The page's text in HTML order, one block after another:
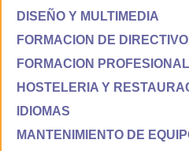
DISEÑO Y MULTIMEDIA
FORMACION DE
FORMACION PROFESIONAL
HOSTELERIA Y
IDIOMAS
MANTENIMIENTO DE